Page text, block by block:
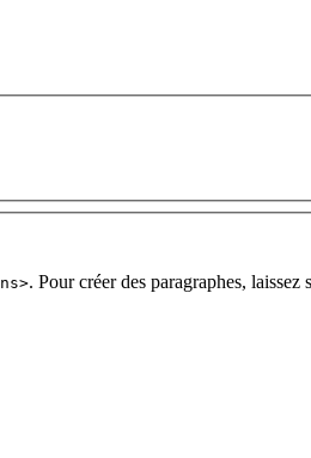
. Pour créer des paragraphes, laissez